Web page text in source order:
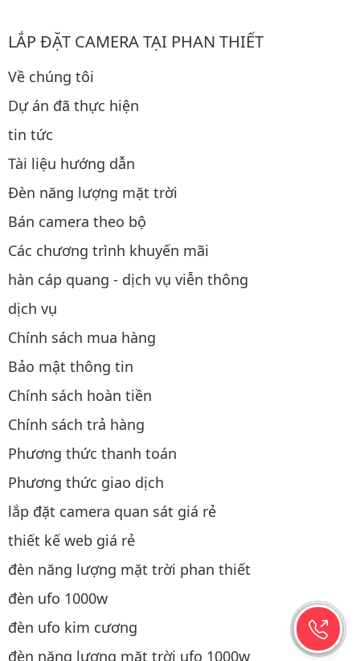
LẮP ĐẶT CAMERA TẠI PHAN THIẾT
Về chúng tôi
Dự án đã thực hiện
tin tức
Tài liệu hướng dẫn
Đèn năng lượng mặt trời
Bán camera theo bộ
Các chương trình khuyến mãi
hàn cáp quang - dịch vụ viễn thông
dịch vụ
Chính sách mua hàng
Bảo mật thông tin
Chính sách hoàn tiền
Chính sách trả hàng
Phương thức thanh toán
Phương thức giao dịch
lắp đặt camera quan sát giá rẻ
thiết kế web giá rẻ
đèn năng lượng mặt trời phan thiết
đèn ufo 1000w
đèn ufo kim cương
đèn năng lượng mặt trời ufo 1000w